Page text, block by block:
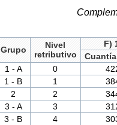
Grupo
Nivel
retributivo
F)
1 - A
0
1 - B
1
2
2
3 - A
3
3 - B
4